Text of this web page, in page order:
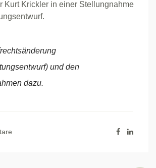
Kurt Krickler in einer Stellungnahme
und den
dazu.